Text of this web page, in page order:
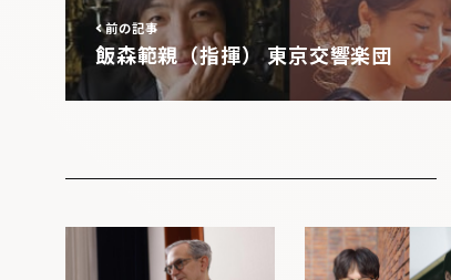
前の記事
飯森範親（指揮） 東京交響楽団